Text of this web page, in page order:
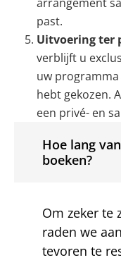
past.
Uitvoering ter
verblijft u
uw
hebt gekozen.
een privé- en
Hoe lang
boeken?
Om zeker te
raden we
tevoren te